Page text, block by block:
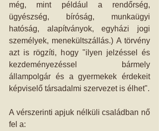
még, mint például a rendőrség,
ügyészség, bíróság, munkaügyi
hatóság, alapítványok, egyházi jogi
személyek, menekültszállás.) A törvény
azt is rögzíti, hogy "ilyen jelzéssel és
kezdeményezéssel bármely
állampolgár és a gyermekek érdekeit
A vérszerinti apjuk nélküli családban nő
fel a: